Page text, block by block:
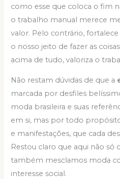
como esse que coloca o fim
o trabalho manual merece
valor. Pelo contrário,
o nosso jeito de fazer as
acima de tudo, valoriza o
Não restam dúvidas de que a
marcada por desfiles
moda brasileira e suas
em si, mas por todo
e manifestações, que cada
Restou claro que aqui não só
também mesclamos moda
interesse social.